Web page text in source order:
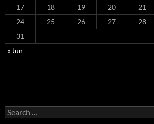
17
18 19 20 21
24
25 26 27 28
31
« Jun
Search
for: